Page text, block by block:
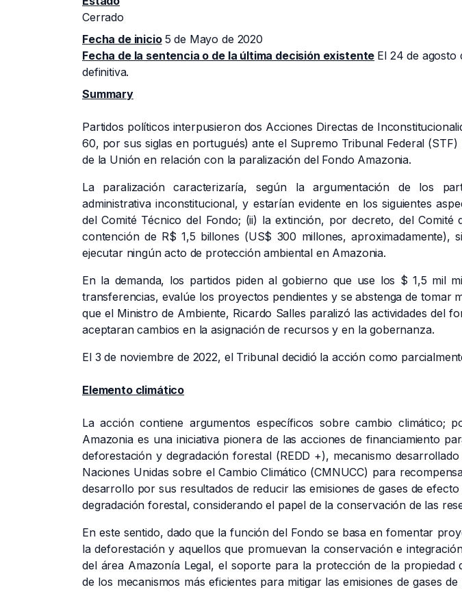
Cerrado
Fecha de inicio 5 de Mayo de 2020
Fecha de la sentencia o de la última decisión existente El 24 de agosto
definitiva.
Summary
Partidos políticos interpusieron dos Acciones Directas de
60, por sus siglas en portugués) ante el Supremo Tribunal Federal
de la Unión en relación con la paralización del Fondo Amazonia.
La paralización caracterizaría, según la argumentación de los
administrativa inconstitucional, y estarían evidente en los siguientes
del Comité Técnico del Fondo; (ii) la extinción, por decreto, del Comité
contención de R$ 1,5 billones (US$ 300 millones, aproximadamente),
ejecutar ningún acto de protección ambiental en Amazonia.
En la demanda, los partidos piden al gobierno que use los $ 1,5 mil
transferencias, evalúe los proyectos pendientes y se abstenga de tomar
que el Ministro de Ambiente, Ricardo Salles paralizó las actividades del
aceptaran cambios en la asignación de recursos y en la gobernanza.
El 3 de noviembre de 2022, el Tribunal decidió la acción como
Elemento climático
La acción contiene argumentos específicos sobre cambio climático;
Amazonia es una iniciativa pionera de las acciones de financiamiento
deforestación y degradación forestal (REDD +), mecanismo
Naciones Unidas sobre el Cambio Climático (CMNUCC) para
desarrollo por sus resultados de reducir las emisiones de gases de
degradación forestal, considerando el papel de la conservación de las
En este sentido, dado que la función del Fondo se basa en fomentar
la deforestación y aquellos que promuevan la conservación e
del área Amazonía Legal, el soporte para la protección de la propiedad
de los mecanismos más eficientes para mitigar las emisiones de gases